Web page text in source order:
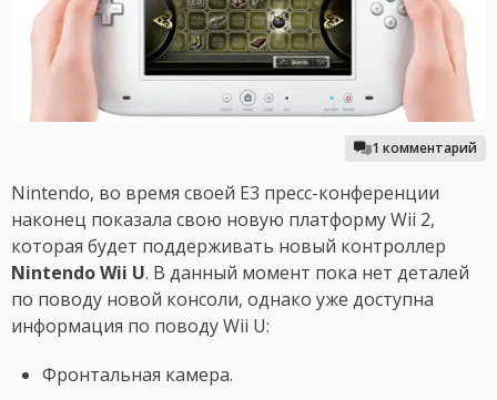
1 комментарий
Nintendo, во время своей E3 пресс-конференции
наконец показала свою новую платформу Wii 2,
которая будет поддерживать новый контроллер
Nintendo Wii U. В данный момент пока нет деталей
по поводу новой консоли, однако уже доступна
информация по поводу Wii U:
Фронтальная камера.